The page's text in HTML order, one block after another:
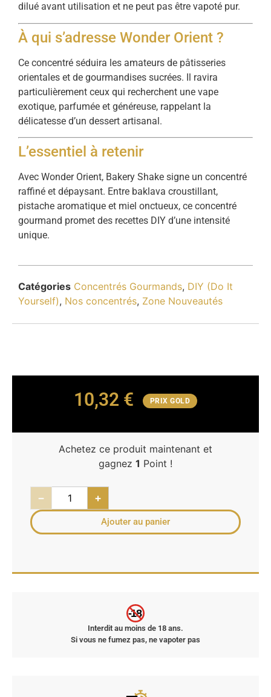
dilué avant utilisation et ne peut pas être vapoté pur.
À qui s’adresse Wonder Orient ?
Ce concentré séduira les amateurs de pâtisseries
orientales et de gourmandises sucrées. Il ravira
particulièrement ceux qui recherchent une vape
exotique, parfumée et généreuse, rappelant la
délicatesse d’un dessert artisanal.
L’essentiel à retenir
Avec Wonder Orient, Bakery Shake signe un concentré
raffiné et dépaysant. Entre baklava croustillant,
pistache aromatique et miel onctueux, ce concentré
gourmand promet des recettes DIY d’une intensité
unique.
Catégories Concentrés Gourmands, DIY (Do It
Yourself), Nos concentrés, Zone Nouveautés
10,32 € PRIX GOLD
Achetez ce produit maintenant et
gagnez 1 Point !
− +
Ajouter au panier
-18
Interdit au moins de 18 ans.
Si vous ne fumez pas, ne vapoter pas